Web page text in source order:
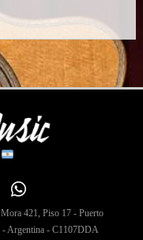
421, Piso 17 - Puerto
Argentina - C1107DDA